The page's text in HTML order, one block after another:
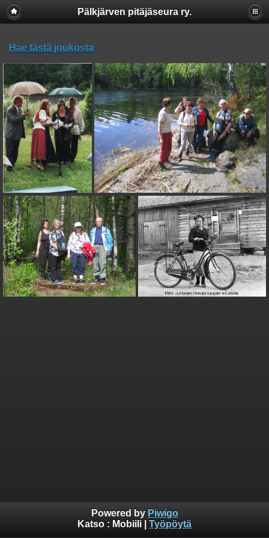
Pälkjärven pitäjäseura ry.
Hae tästä joukosta
Powered by Piwigo
Katso : Mobiili Työpöytä